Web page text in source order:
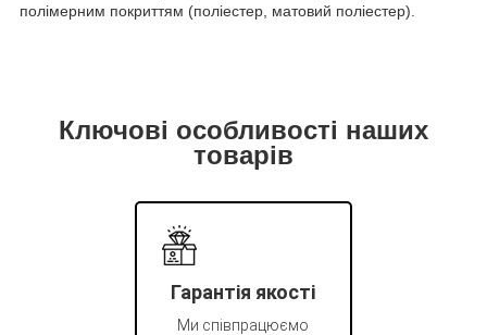
полімерним покриттям (поліестер, матовий поліестер).
Ключові особливості наших
товарів
Гарантія якості
Ми співпрацюємо